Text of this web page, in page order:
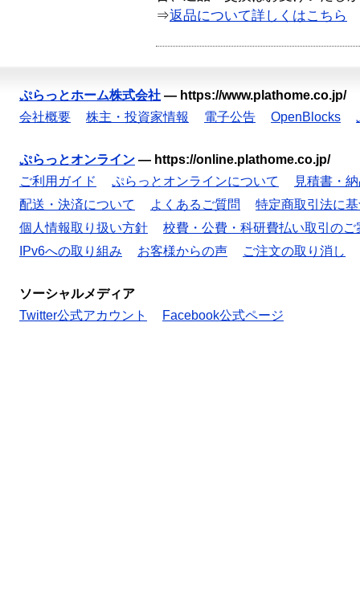
⇒返品について詳しくはこちら
ぷらっとホーム株式会社 — https://www.plathome.co.jp/
会社概要
株主・投資家情報 電子公告 OpenBlocks
ぷらっとオンライン — https://online.plathome.co.jp/
ご利用ガイド
ぷらっとオンラインについて
見積書・
配送・決済について
よくあるご質問
特定商取引法に
個人情報取り扱い方針
校費・公費・科研費払い取引のご
IPv6への取り組み
お客様からの声 ご注文の取り消し
ソーシャルメディア
Twitter公式アカウント
Facebook公式ページ